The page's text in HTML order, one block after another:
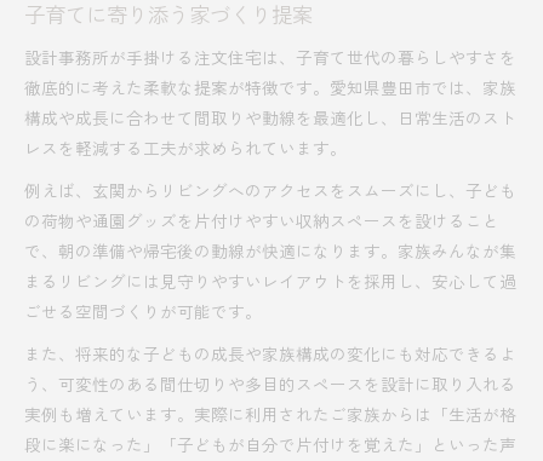
毎日が心地よくなる間取りのアイデア集
設計事務所が提案する間取りアイデア集
子育て家庭に最適な動線と間取りの工夫術
毎日が楽しくなる注文住宅の間取り提案
設計事務所と考える収納充実の住まい設計
子育てに寄り添う家づくり提案
設計事務所が手掛ける注文住宅は、子育て世代の暮らしやすさを
徹底的に考えた柔軟な提案が特徴です。愛知県豊田市では、家族
構成や成長に合わせて間取りや動線を最適化し、日常生活のスト
レスを軽減する工夫が求められています。
例えば、玄関からリビングへのアクセスをスムーズにし、子ども
の荷物や通園グッズを片付けやすい収納スペースを設けること
で、朝の準備や帰宅後の動線が快適になります。家族みんなが集
まるリビングには見守りやすいレイアウトを採用し、安心して過
ごせる空間づくりが可能です。
また、将来的な子どもの成長や家族構成の変化にも対応できるよ
う、可変性のある間仕切りや多目的スペースを設計に取り入れる
実例も増えています。実際に利用されたご家族からは「生活が格
段に楽になった」「子どもが自分で片付けを覚えた」といった声